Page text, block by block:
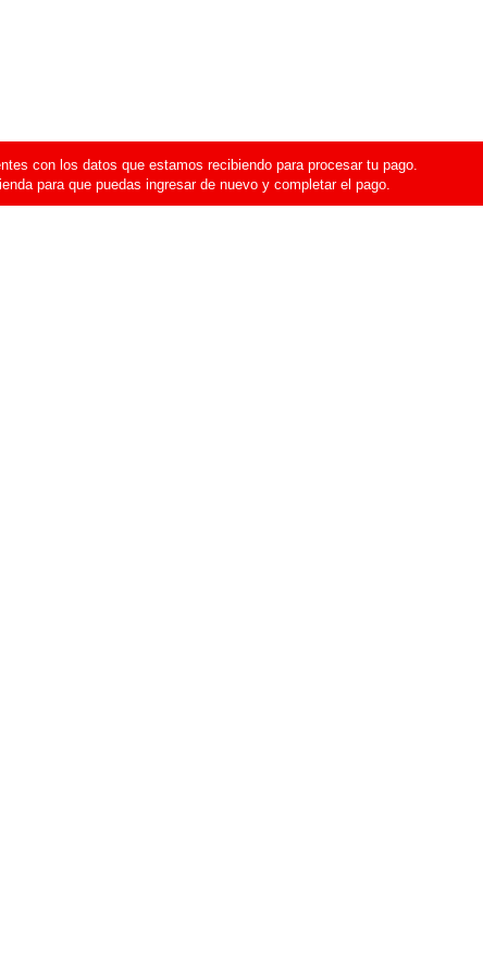
con los datos que estamos recibiendo para procesar tu pago.
para que puedas ingresar de nuevo y completar el pago.